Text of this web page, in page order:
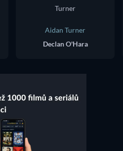
Aidan Turner
Declan O'Hara